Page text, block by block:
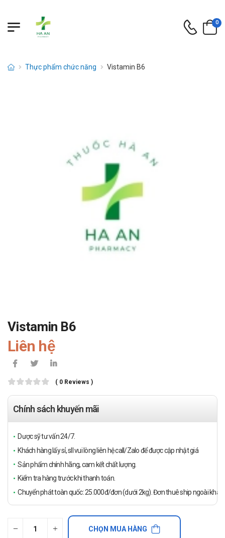
0
Thực phẩm chức năng Vistamin B6
Vistamin B6
Liên hệ
( 0 Reviews )
Chính sách khuyến mãi
Dược sỹ tư vấn 24/7.
Khách hàng lấy sỉ, sll vui lòng liên hệ call/Zalo để được cập nhật giá
Sản phẩm chính hãng, cam kết chất lượng.
Kiểm tra hàng trước khi thanh toán.
Chuyển phát toàn quốc: 25.000đ/đơn (dưới 2kg). Đơn thuê ship ngoài
CHỌN MUA HÀNG